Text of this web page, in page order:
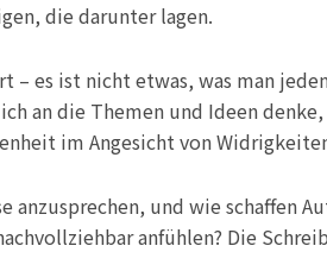
die darunter lagen.
– es ist nicht etwas, was man
an die Themen und Ideen
im Angesicht von
anzusprechen, und wie schaffen
anfühlen? Die